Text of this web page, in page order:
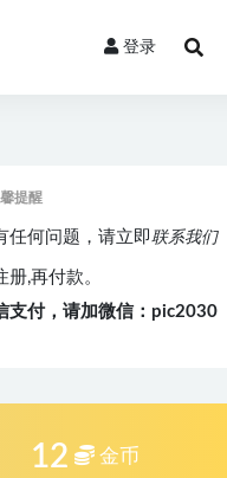
登录
提醒
任何问题，请立即联系我们
册,再付款。
支付，请加微信：pic2030
12 金币